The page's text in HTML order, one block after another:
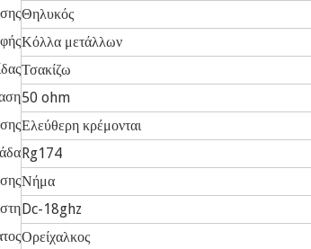
Θηλυκός
Κόλλα μετάλλων
Τσακίζω
50 ohm
Ελεύθερη κρέμονται
Rg174
Νήμα
Dc-18ghz
Ορείχαλκος